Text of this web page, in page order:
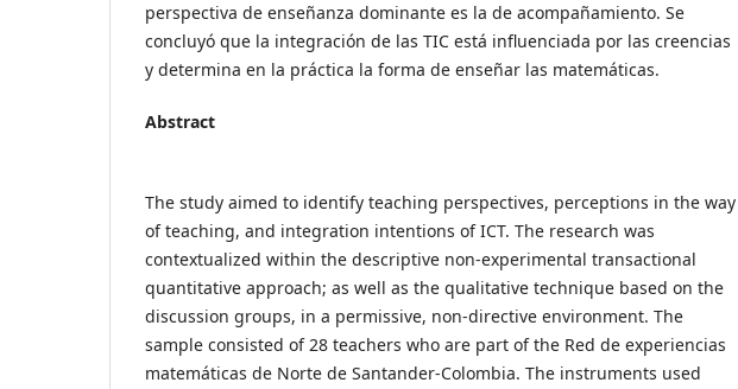
perspectiva de enseñanza dominante es la de acompañamiento. Se
concluyó que la integración de las TIC está influenciada por las creencias
y determina en la práctica la forma de enseñar las matemáticas.
Abstract
The study aimed to identify teaching perspectives, perceptions in the way
of teaching, and integration intentions of ICT. The research was
contextualized within the descriptive non-experimental transactional
quantitative approach; as well as the qualitative technique based on the
discussion groups, in a permissive, non-directive environment. The
sample consisted of 28 teachers who are part of the Red de experiencias
matemáticas de Norte de Santander-Colombia. The instruments used